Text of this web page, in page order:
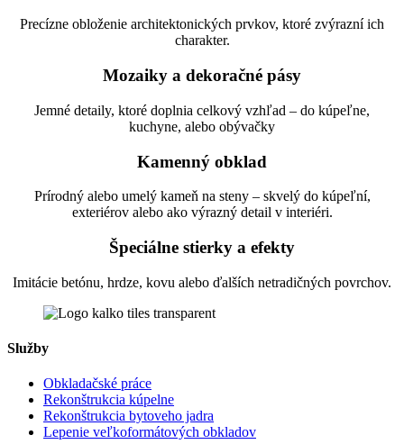
Precízne obloženie architektonických prvkov, ktoré zvýrazní ich
charakter.
Mozaiky a dekoračné pásy
Jemné detaily, ktoré doplnia celkový vzhľad – do kúpeľne,
kuchyne, alebo obývačky
Kamenný obklad
Prírodný alebo umelý kameň na steny – skvelý do kúpeľní,
exteriérov alebo ako výrazný detail v interiéri.
Špeciálne stierky a efekty
Imitácie betónu, hrdze, kovu alebo ďalších netradičných povrchov.
Služby
Obkladačské práce
Rekonštrukcia kúpelne
Rekonštrukcia bytoveho jadra
Lepenie veľkoformátových obkladov